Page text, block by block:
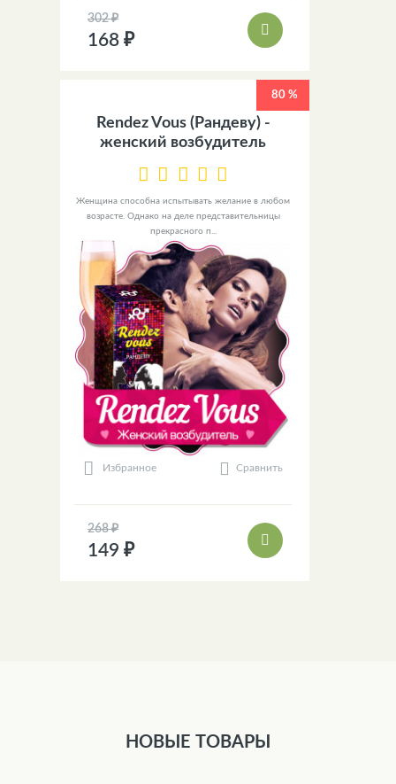
302 ₽
168 ₽
80 %
Rendez Vous (Рандеву) -
женский возбудитель
Женщина способна испытывать желание в любом
возрасте. Однако на деле представительницы
прекрасного п...
Избранное Сравнить
268 ₽
149 ₽
НОВЫЕ ТОВАРЫ